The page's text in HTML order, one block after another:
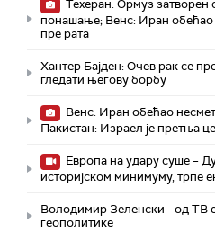
Техеран: Ормуз
понашање; Венс: Иран
пре рата
Хантер Бајден: Очев рак се
гледати његову борбу
Венс: Иран обећао
Пакистан: Израел је претња
Европа на удару суше –
историјском минимуму, трпе
Володимир Зеленски - од ТВ
геополитике